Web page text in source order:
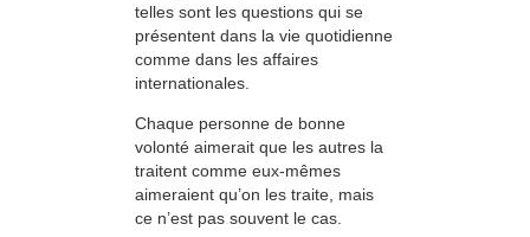
telles sont les questions qui se
présentent dans la vie quotidienne
comme dans les affaires
internationales.
Chaque personne de bonne
volonté aimerait que les autres la
traitent comme eux-mêmes
aimeraient qu’on les traite, mais
ce n’est pas souvent le cas.